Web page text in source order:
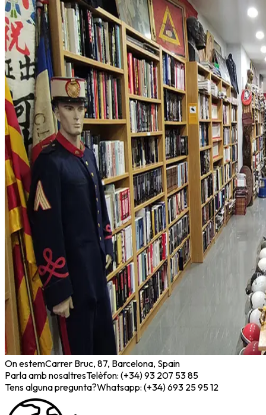
On estemCarrer Bruc, 87, Barcelona, Spain
Parla amb nosaltresTelèfon: (+34) 93 207 53 85
Tens alguna pregunta?Whatsapp: (+34) 693 25 95 12